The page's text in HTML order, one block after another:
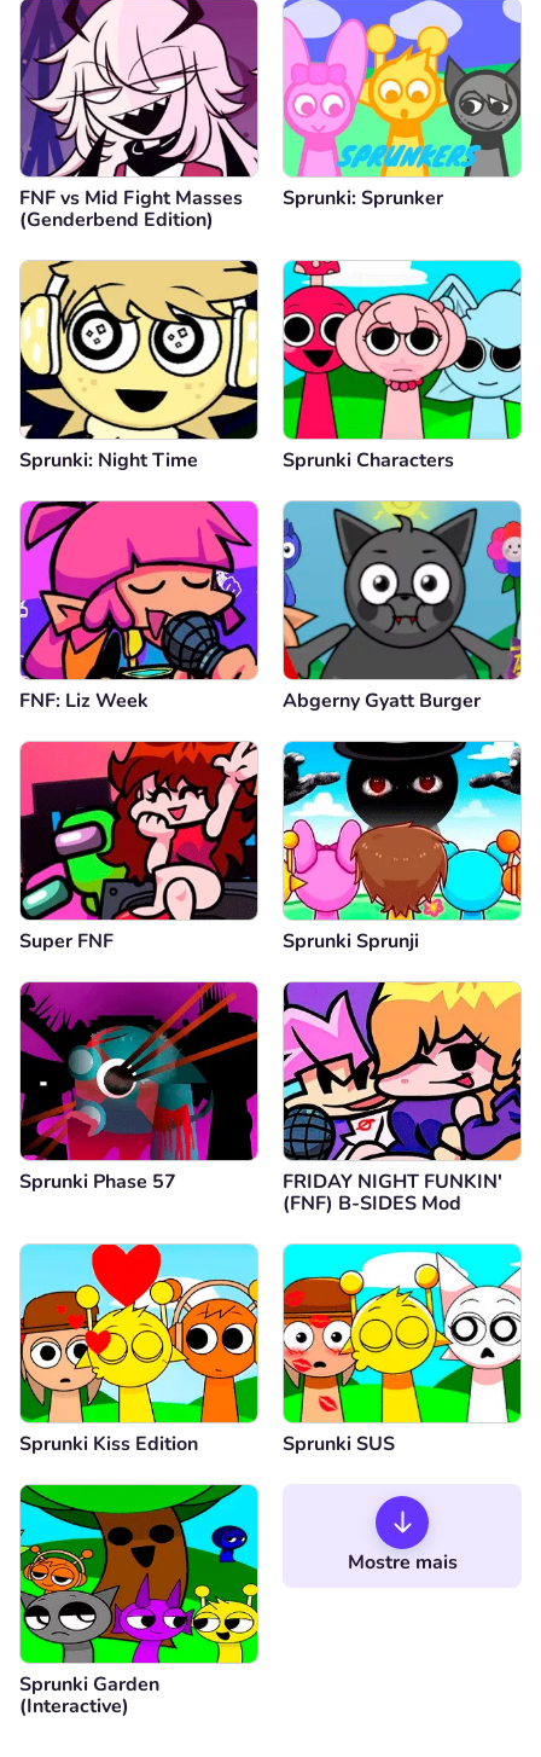
FNF vs Mid Fight Masses
(Genderbend Edition)
Sprunki: Sprunker
Sprunki: Night Time Sprunki Characters
FNF: Liz Week Abgerny Gyatt Burger
Super FNF Sprunki Sprunji
Sprunki Phase 57
FRIDAY NIGHT FUNKIN'
(FNF) B-SIDES Mod
Sprunki Kiss Edition Sprunki SUS
Sprunki Garden
(Interactive)
Mostre mais